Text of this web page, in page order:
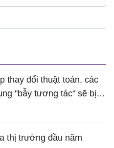
thay đổi thuật toán, các
"bẫy tương tác" sẽ bị
thị trường đầu năm